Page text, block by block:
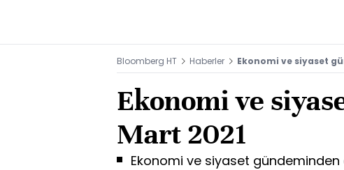
Bloomberg HT Haberler Ekonomi ve siyaset
Ekonomi ve
Mart 2021
Ekonomi ve siyaset gündeminden